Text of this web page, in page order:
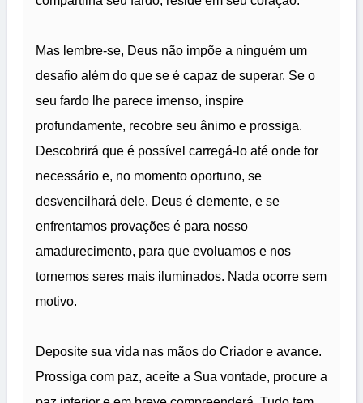
Mas lembre-se, Deus não impõe a ninguém um
desafio além do que se é capaz de superar. Se o
seu fardo lhe parece imenso, inspire
profundamente, recobre seu ânimo e prossiga.
Descobrirá que é possível carregá-lo até onde for
necessário e, no momento oportuno, se
desvencilhará dele. Deus é clemente, e se
enfrentamos provações é para nosso
amadurecimento, para que evoluamos e nos
tornemos seres mais iluminados. Nada ocorre sem
motivo.
Deposite sua vida nas mãos do Criador e avance.
Prossiga com paz, aceite a Sua vontade, procure a